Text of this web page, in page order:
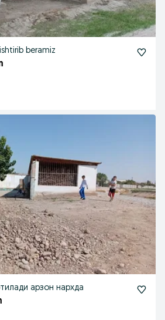
beramiz
арзон нархда